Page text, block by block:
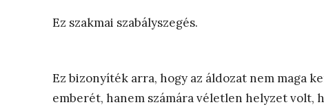
Ez szakmai szabályszegés.
Ez bizonyíték arra, hogy az áldozat nem maga
emberét, hanem számára véletlen helyzet volt,